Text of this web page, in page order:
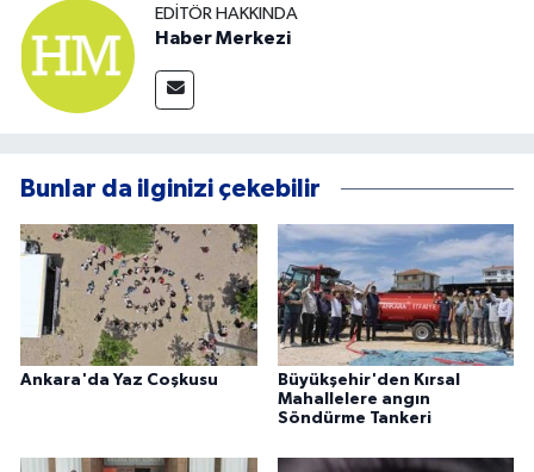
EDITÖR HAKKINDA
Haber Merkezi
Bunlar da ilginizi çekebilir
Ankara'da Yaz Coşkusu
Büyükşehir'den Kırsal
Mahallelere angın
Söndürme Tankeri